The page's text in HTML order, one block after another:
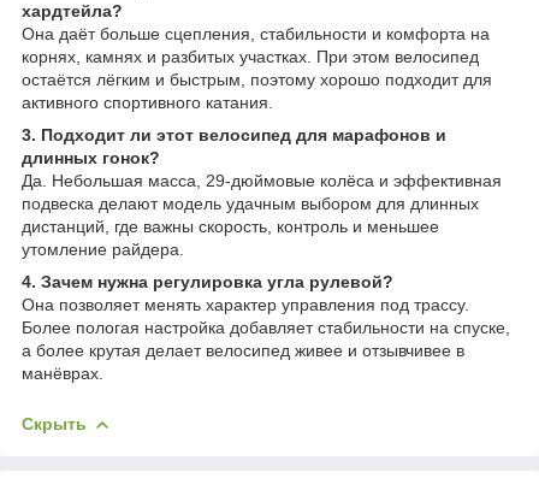
хардтейла?
Она даёт больше сцепления, стабильности и комфорта на
корнях, камнях и разбитых участках. При этом велосипед
остаётся лёгким и быстрым, поэтому хорошо подходит для
активного спортивного катания.
3. Подходит ли этот велосипед для марафонов и
длинных гонок?
Да. Небольшая масса, 29-дюймовые колёса и эффективная
подвеска делают модель удачным выбором для длинных
дистанций, где важны скорость, контроль и меньшее
утомление райдера.
4. Зачем нужна регулировка угла рулевой?
Она позволяет менять характер управления под трассу.
Более пологая настройка добавляет стабильности на спуске,
а более крутая делает велосипед живее и отзывчивее в
манёврах.
Скрыть